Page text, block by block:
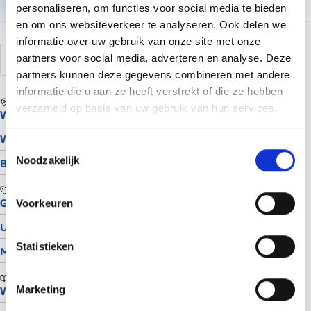
personaliseren, om functies voor social media te bieden
en om ons websiteverkeer te analyseren. Ook delen we
informatie over uw gebruik van onze site met onze
partners voor social media, adverteren en analyse. Deze
partners kunnen deze gegevens combineren met andere
informatie die u aan ze heeft verstrekt of die ze hebben
verzameld op basis van uw gebruik van hun services.
Noodzakelijk
Voorkeuren
Statistieken
Marketing
afbeeldingen foto galerij product
Website laten maken in Assen
Website laten maken in Groningen
Bekijk alle locaties
Gratis Logo Maker
UTM Builder
Meta Snippet Generator
Website voor schilders